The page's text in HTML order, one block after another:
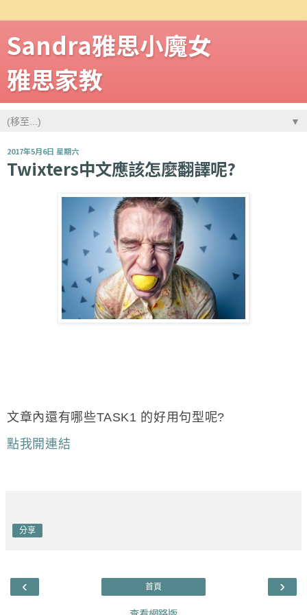
Sandra雅思小魔女
雅思家教
▼
2017年5月6日 星期六
Twixters中文應該怎麼翻譯呢?
文章內還有哪些TASK1 的好用句型呢?
點我開連結
分享
‹ ›
首頁